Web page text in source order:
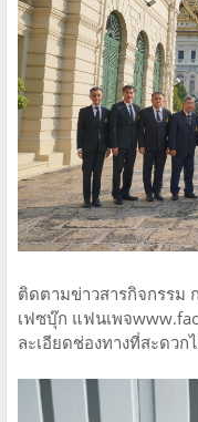
ติดตามข่าวสารกิจกรรม
เฟซบุ๊ก แฟนเพจ
ละเอียดช่องทางที่สะดว